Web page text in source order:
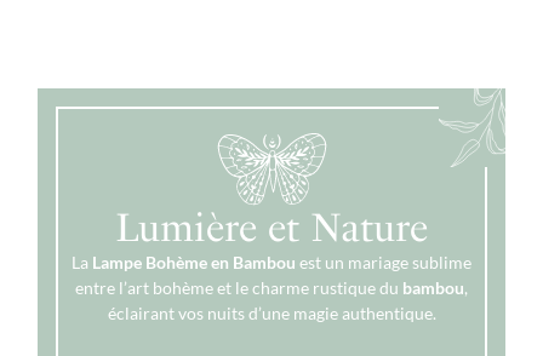
Lumière et Nature
La Lampe Bohème en Bambou est un mariage sublime
entre l’art bohème et le charme rustique du bambou,
éclairant vos nuits d’une magie authentique.